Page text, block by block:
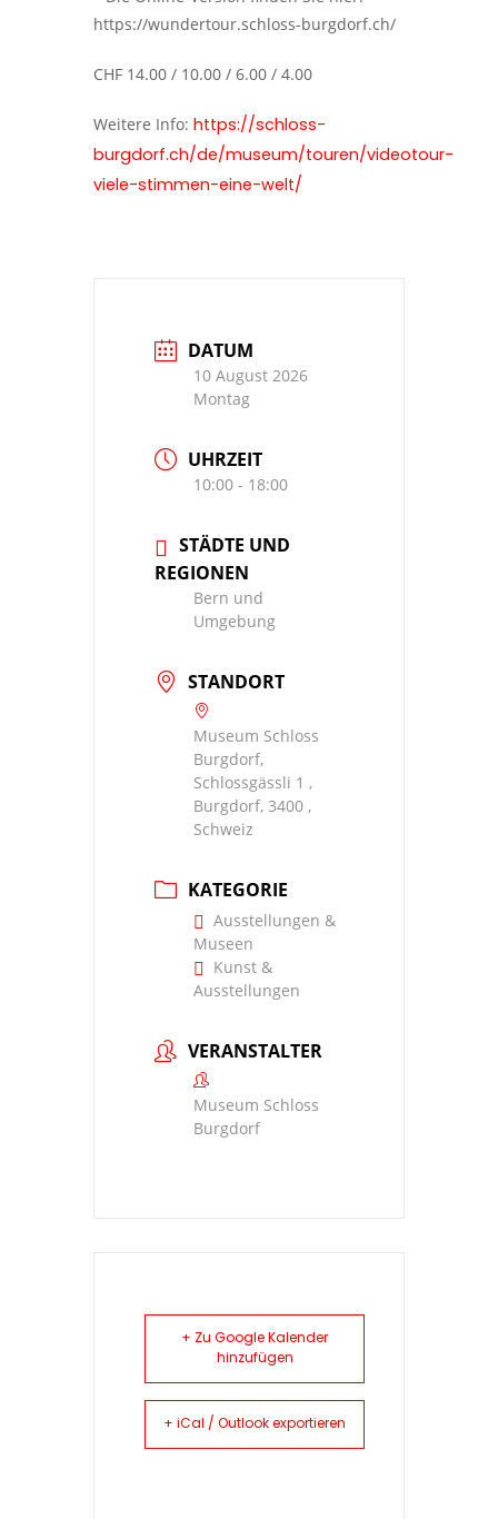
https://wundertour.schloss-burgdorf.ch/
CHF 14.00 / 10.00 / 6.00 / 4.00
Weitere Info: https://schloss-
burgdorf.ch/de/museum/touren/videotour-
viele-stimmen-eine-welt/
DATUM
10 August 2026
Montag
UHRZEIT
10:00 - 18:00
STÄDTE UND
REGIONEN
Bern und
Umgebung
STANDORT
Museum Schloss
Burgdorf,
Schlossgässli 1 ,
Burgdorf, 3400 ,
Schweiz
KATEGORIE
Ausstellungen &
Museen
Kunst &
Ausstellungen
VERANSTALTER
Museum Schloss
Burgdorf
+ Zu Google Kalender
hinzufügen
+ iCal / Outlook exportieren